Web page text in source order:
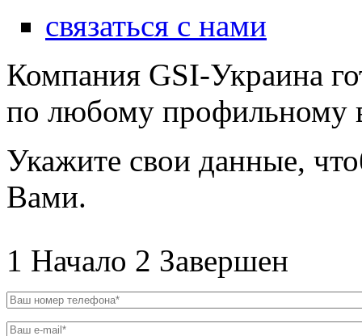
связаться с нами
Компания GSI-Украина
по любому профильному
Укажите свои данные,
Вами.
1 Начало 2 Завершен
Ваш номер телефона
Ваш e-mail